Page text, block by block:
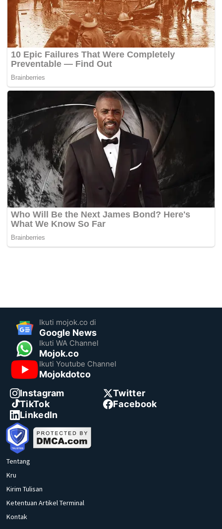
Ikuti mojok.co di
Google News
Ikuti WA Channel
Mojok.co
Ikuti Youtube Channel
Mojokdotco
Instagram
Twitter
TikTok
Facebook
LinkedIn
Tentang
Kru
Kirim Tulisan
Ketentuan Artikel Terminal
Kontak